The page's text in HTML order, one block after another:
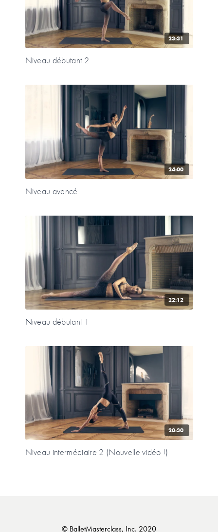
23:31
Niveau débutant 2
24:00
Niveau avancé
22:12
Niveau débutant 1
20:30
Niveau intermédiaire 2 (Nouvelle vidéo !)
© BalletMasterclass, Inc. 2020